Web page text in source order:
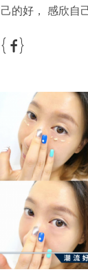
己的好， 感欣自